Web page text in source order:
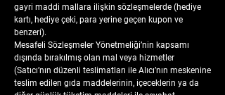
gayri maddi mallara ilişkin sözleşmelerde (hediye
kartı, hediye çeki, para yerine geçen kupon ve
benzeri).
Mesafeli Sözleşmeler Yönetmeliği’nin kapsamı
dışında bırakılmış olan mal veya hizmetler
(Satıcı’nın düzenli teslimatları ile Alıcı’nın meskenine
teslim edilen gıda maddelerinin, içeceklerin ya da